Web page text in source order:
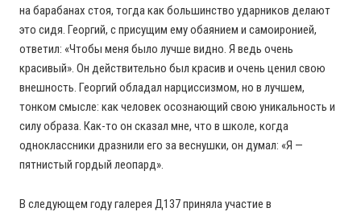
на барабанах стоя, тогда как большинство ударников делают
это сидя. Георгий, с присущим ему обаянием и самоиронией,
ответил: «Чтобы меня было лучше видно. Я ведь очень
красивый». Он действительно был красив и очень ценил свою
внешность. Георгий обладал нарциссизмом, но в лучшем,
тонком смысле: как человек осознающий свою уникальность и
силу образа. Как-то он сказал мне, что в школе, когда
одноклассники дразнили его за веснушки, он думал: «Я —
пятнистый гордый леопард».
В следующем году галерея Д137 приняла участие в